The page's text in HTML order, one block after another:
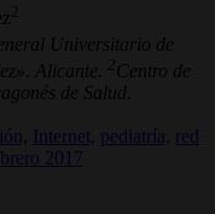
Universitario de
Alicante.
2Centro de
de Salud.
Internet, pediatría,
red
2017